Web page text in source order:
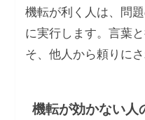
機転が利く人は、問
に実行します。言葉
そ、他人から頼りにさ
機転が効かない人